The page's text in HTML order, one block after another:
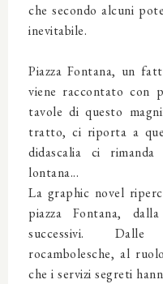
che secondo alcuni
inevitabile.
Piazza Fontana, un
viene raccontato con
tavole di questo
tratto, ci riporta a
didascalia ci
lontana...
La graphic novel
piazza Fontana,
successivi. Dalle
rocambolesche, al
che i servizi segreti